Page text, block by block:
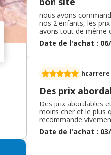
nous avons
nos 2 enfants, les
avons tout de même
drapeaux sont
contacter le services
Date de l'achat :
hcarrere
Des prix
Des prix abordables
moins cher et le plus
recommande
vous propose une
moi voulant un
Date de l'achat :